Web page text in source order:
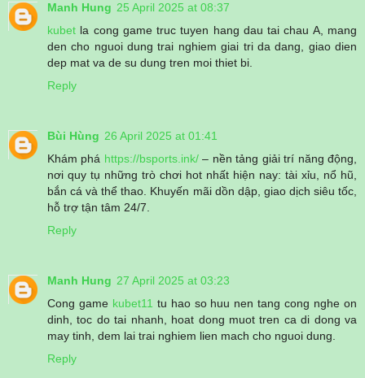
Manh Hung 25 April 2025 at 08:37
kubet la cong game truc tuyen hang dau tai chau A, mang
den cho nguoi dung trai nghiem giai tri da dang, giao dien
dep mat va de su dung tren moi thiet bi.
Reply
Bùi Hùng 26 April 2025 at 01:41
Khám phá https://bsports.ink/– nền tảng giải trí năng động,
nơi quy tụ những trò chơi hot nhất hiện nay: tài xỉu, nổ hũ,
bắn cá và thể thao. Khuyến mãi dồn dập, giao dịch siêu tốc,
hỗ trợ tận tâm 24/7.
Reply
Manh Hung 27 April 2025 at 03:23
Cong game kubet11 tu hao so huu nen tang cong nghe on
dinh, toc do tai nhanh, hoat dong muot tren ca di dong va
may tinh, dem lai trai nghiem lien mach cho nguoi dung.
Reply